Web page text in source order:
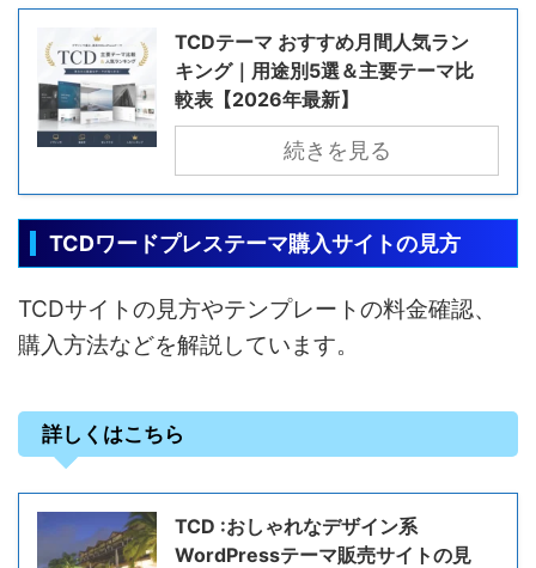
TCDテーマ おすすめ月間人気ラン
キング｜用途別5選＆主要テーマ比
較表【2026年最新】
続きを見る
TCDワードプレステーマ購入サイトの見方
TCDサイトの見方やテンプレートの料金確認、
購入方法などを解説しています。
詳しくはこちら
TCD :おしゃれなデザイン系
WordPressテーマ販売サイトの見